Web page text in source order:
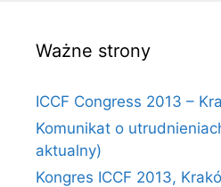
Ważne strony
ICCF Congress 2013 –
Komunikat o
aktualny)
Kongres ICCF 2013,